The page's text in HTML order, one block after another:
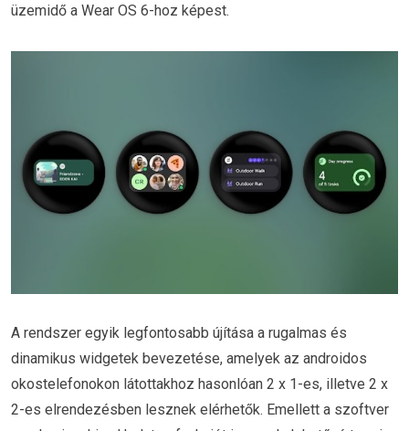
üzemidő a Wear OS 6-hoz képest.
A rendszer egyik legfontosabb újítása a rugalmas és
dinamikus widgetek bevezetése, amelyek az androidos
okostelefonokon látottakhoz hasonlóan 2 x 1-es, illetve 2 x
2-es elrendezésben lesznek elérhetők. Emellett a szoftver